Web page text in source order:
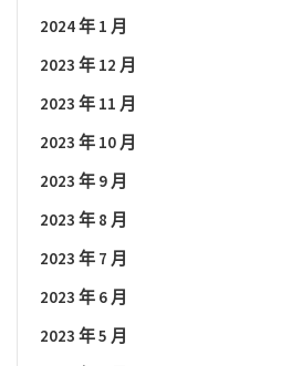
2024 年 1 月
2023 年 12 月
2023 年 11 月
2023 年 10 月
2023 年 9 月
2023 年 8 月
2023 年 7 月
2023 年 6 月
2023 年 5 月